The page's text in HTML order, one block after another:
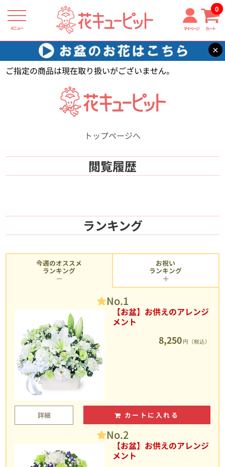
メニュー マイページ カート
0
×
花キューピット 【】
ご指定の商品は現在取り扱いがございません。
トップページへ
閲覧履歴
ランキング
今週のオススメ
ランキング
No.1
【お盆】お供えのアレンジ
メント
8,250 円（税込）
詳細 カートに入れる
No.2
【お盆】お供えのアレンジ
メント
お祝い
ランキング